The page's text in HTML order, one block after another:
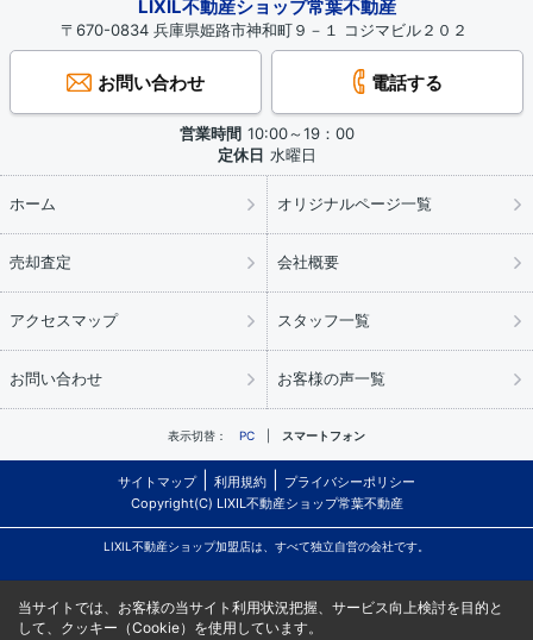
LIXIL不動産ショップ常葉不動産
〒670-0834 兵庫県姫路市神和町９－１ コジマビル２０２
お問い合わせ 電話する
営業時間 10:00～19：00
定休日 水曜日
ホーム オリジナルページ一覧
売却査定 会社概要
アクセスマップ スタッフ一覧
お問い合わせ お客様の声一覧
表示切替： PC スマートフォン
サイトマップ 利用規約
プライバシーポリシー
Copyright(C) LIXIL不動産ショップ常葉不動産
LIXIL不動産ショップ加盟店は、すべて独立自営の会社です。
当サイトでは、お客様の当サイト利用状況把握、サービス向上検討を目的と
して、クッキー（Cookie）を使用しています。